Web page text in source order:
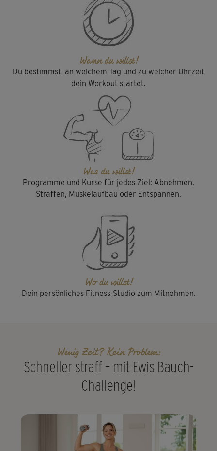
Wann du willst!
Du bestimmst, an welchem Tag und zu welcher Uhrzeit
dein Workout startet.
Was du willst!
Programme und Kurse für jedes Ziel: Abnehmen,
Straffen, Muskelaufbau oder Entspannen.
Wo du willst!
Dein persönliches Fitness-Studio zum Mitnehmen.
Wenig Zeit? Kein Problem:
Schneller straff – mit Ewis Bauch-
Challenge!